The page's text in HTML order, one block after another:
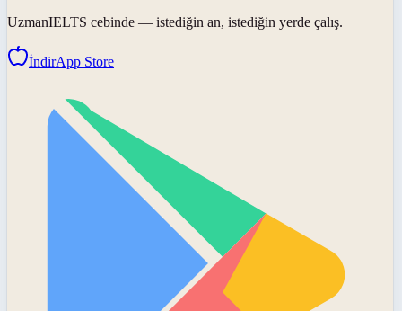
UzmanIELTS cebinde — istediğin an, istediğin yerde çalış.
İndirApp Store